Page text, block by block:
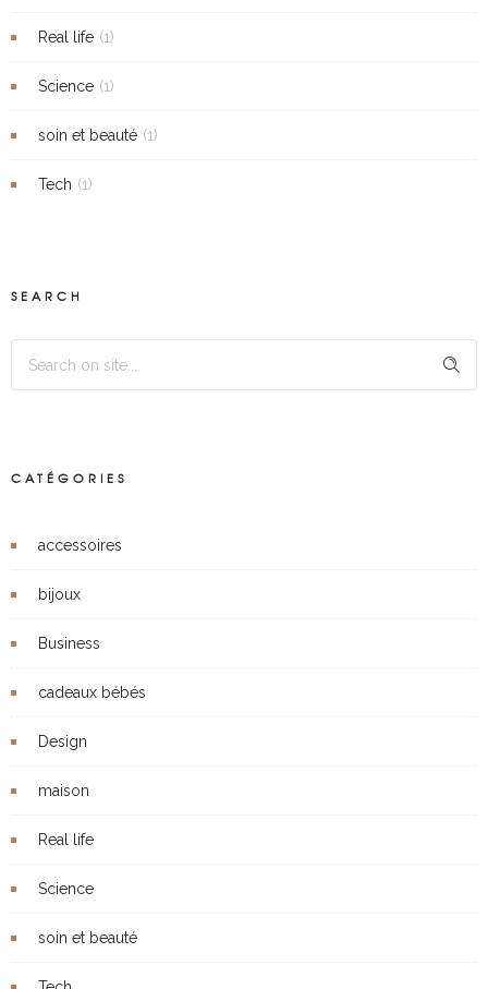
Real life (1)
Science (1)
soin et beauté (1)
Tech (1)
SEARCH
CATÉGORIES
accessoires
bijoux
Business
cadeaux bébés
Design
maison
Real life
Science
soin et beauté